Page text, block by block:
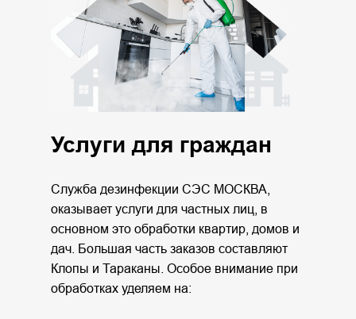
Услуги для граждан
Служба дезинфекции СЭС МОСКВА,
оказывает услуги для частных лиц, в
основном это обработки квартир, домов и
дач. Большая часть заказов составляют
Клопы и Тараканы. Особое внимание при
обработках уделяем на: